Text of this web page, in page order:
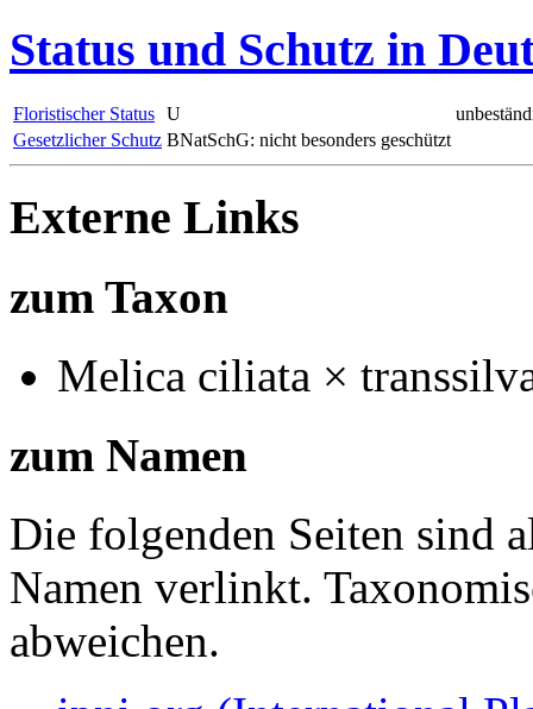
Status und Schutz in
Floristischer Status U
Gesetzlicher Schutz BNatSchG: nicht besonders geschützt
Externe Links
zum Taxon
Melica ciliata ×
zum Namen
Die folgenden Seiten sind
Namen verlinkt.
abweichen.